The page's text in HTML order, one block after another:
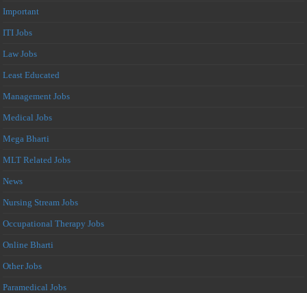
Important
ITI Jobs
Law Jobs
Least Educated
Management Jobs
Medical Jobs
Mega Bharti
MLT Related Jobs
News
Nursing Stream Jobs
Occupational Therapy Jobs
Online Bharti
Other Jobs
Paramedical Jobs